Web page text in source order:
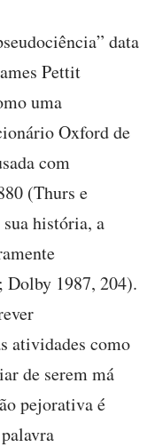
data
Pettit
uma
Oxford de
com
(Thurs e
história, a
1987, 204).
atividades como
de serem má
pejorativa é